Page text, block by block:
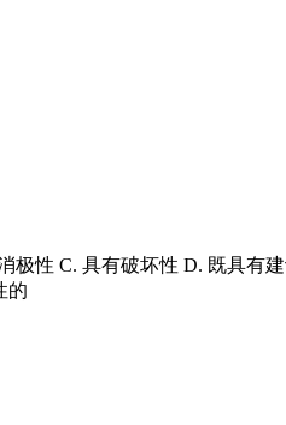
极性 C. 具有破坏性 D. 既具
的